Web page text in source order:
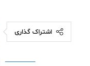
اشتراک گذاری